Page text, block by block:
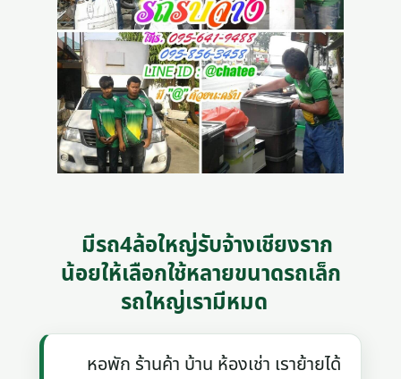
มีรถ4ล้อใหญ่รับจ้างเชียงราก
น้อยให้เลือกใช้หลายขนาดรถเล็ก
รถใหญ่เรามีหมด
หอพัก ร้านค้า บ้าน ห้องเช่า เราย้ายได้